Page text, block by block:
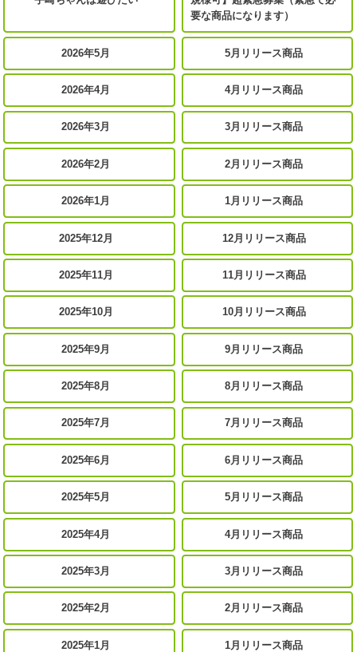
要な商品になります）
2026年5月 5月リリース商品
2026年4月 4月リリース商品
2026年3月 3月リリース商品
2026年2月 2月リリース商品
2026年1月 1月リリース商品
2025年12月 12月リリース商品
2025年11月 11月リリース商品
2025年10月 10月リリース商品
2025年9月 9月リリース商品
2025年8月 8月リリース商品
2025年7月 7月リリース商品
2025年6月 6月リリース商品
2025年5月 5月リリース商品
2025年4月 4月リリース商品
2025年3月 3月リリース商品
2025年2月 2月リリース商品
2025年1月 1月リリース商品